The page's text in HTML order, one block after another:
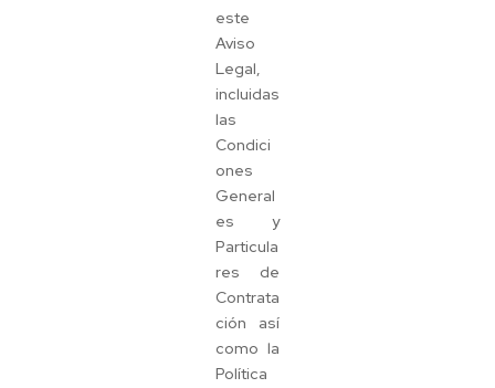
este
Aviso
Legal,
incluidas
las
Condici
ones
General
es y
Particula
res de
Contrata
ción así
como la
Política